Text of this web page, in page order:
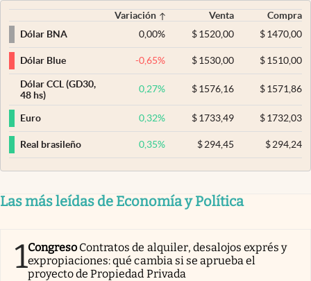
Variación Venta
Compra
Dólar BNA
0,00% $ 1520,00 $1470,00
Dólar Blue -0,65% $ 1530,00 $1510,00
Dólar CCL (GD30,
48 hs)
0,27% $ 1576,16 $1571,86
Euro 0,32% $ 1733,49 $1732,03
Real brasileño 0,35% $ 294,45 $294,24
Las más leídas de Economía y Política
1Congreso Contratos de alquiler, desalojos exprés y
expropiaciones: qué cambia si se aprueba el
proyecto de Propiedad Privada